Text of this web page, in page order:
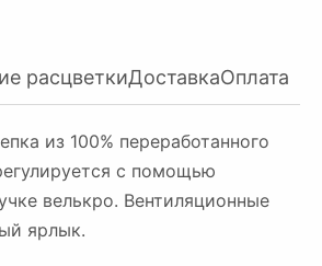
расцветкиДоставкаОплата
из 100% переработанного
с помощью
велькро. Вентиляционные
ярлык.